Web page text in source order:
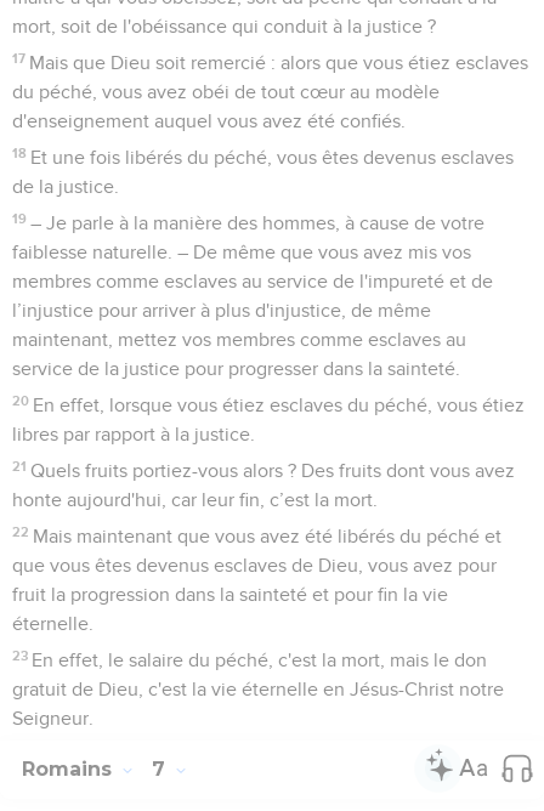
mort, soit de l'obéissance qui conduit à la justice ?
17 Mais que Dieu soit remercié : alors que vous étiez esclaves
du péché, vous avez obéi de tout cœur au modèle
d'enseignement auquel vous avez été confiés.
18 Et une fois libérés du péché, vous êtes devenus esclaves
de la justice.
19 – Je parle à la manière des hommes, à cause de votre
faiblesse naturelle. – De même que vous avez mis vos
membres comme esclaves au service de l'impureté et de
l’injustice pour arriver à plus d'injustice, de même
maintenant, mettez vos membres comme esclaves au
service de la justice pour progresser dans la sainteté.
20 En effet, lorsque vous étiez esclaves du péché, vous étiez
libres par rapport à la justice.
21 Quels fruits portiez-vous alors ? Des fruits dont vous avez
honte aujourd'hui, car leur fin, c’est la mort.
22 Mais maintenant que vous avez été libérés du péché et
que vous êtes devenus esclaves de Dieu, vous avez pour
fruit la progression dans la sainteté et pour fin la vie
éternelle.
23 En effet, le salaire du péché, c'est la mort, mais le don
gratuit de Dieu, c'est la vie éternelle en Jésus-Christ notre
Seigneur.
Romains 7